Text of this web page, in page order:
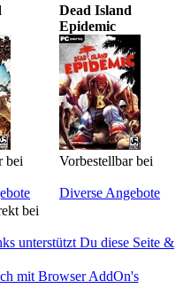
bei
Dead Island
Epidemic
Vorbestellbar bei
Diverse Angebote
bei
unterstützt Du diese Seite &
mit Browser AddOn's